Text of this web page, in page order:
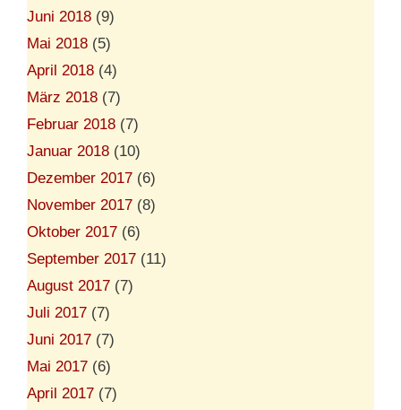
Juni 2018 (9)
Mai 2018 (5)
April 2018 (4)
März 2018 (7)
Februar 2018 (7)
Januar 2018 (10)
Dezember 2017 (6)
November 2017 (8)
Oktober 2017 (6)
September 2017 (11)
August 2017 (7)
Juli 2017 (7)
Juni 2017 (7)
Mai 2017 (6)
April 2017 (7)